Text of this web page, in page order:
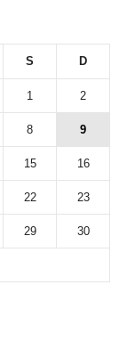
S D
1 2
8 9
15 16
22 23
29 30